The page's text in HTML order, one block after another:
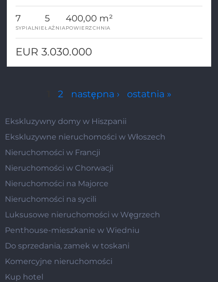
7
SYPIALNIE
5
ŁAŹNIA
400,00 m²
POWIERZCHNIA
EUR 3.030.000
2 następna › ostatnia »
Ekskluzywny domy w Hiszpanii
Ekskluzywne nieruchomości w Włoszech
Nieruchomości w Francji
Nieruchomości w Chorwacji
Nieruchomości na Majorce
Nieruchomości na sycili
Luksusowe nieruchomości w Węgrzech
Penthouse-mieszkanie w Wiedniu
Do sprzedania, zamek w toskani
Komercyjne nieruchomości
Kup hotel